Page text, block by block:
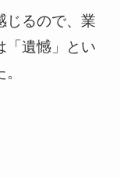
じるので、業
「遺憾」とい